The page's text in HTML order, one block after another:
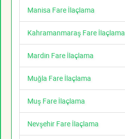
Manisa Fare İlaçlama
Kahramanmaraş Fare İlaçlama
Mardin Fare İlaçlama
Muğla Fare İlaçlama
Muş Fare İlaçlama
Nevşehir Fare İlaçlama